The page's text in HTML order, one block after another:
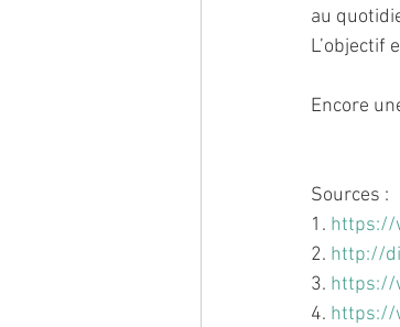
au
L’objectif
Encore
Sources :
1. https://
2. http://
3. https://
4. https://